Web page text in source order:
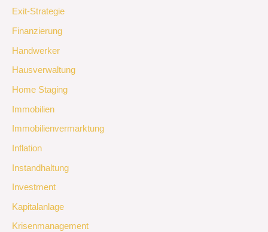
Exit-Strategie
Finanzierung
Handwerker
Hausverwaltung
Home Staging
Immobilien
Immobilienvermarktung
Inflation
Instandhaltung
Investment
Kapitalanlage
Krisenmanagement